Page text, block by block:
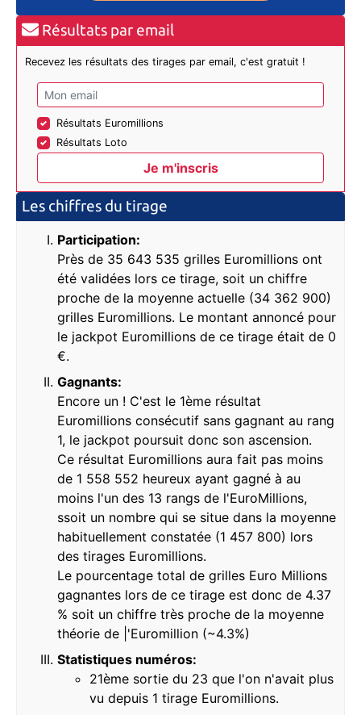
Résultats par email
Recevez les résultats des tirages par email, c'est gratuit !
Résultats Euromillions
Résultats Loto
Les chiffres du tirage
Participation:
Près de 35 643 535 grilles Euromillions ont
été validées lors ce tirage, soit un chiffre
proche de la moyenne actuelle (34 362 900)
grilles Euromillions. Le montant annoncé pour
le jackpot Euromillions de ce tirage était de 0
€.
Gagnants:
Encore un ! C'est le 1ème résultat
Euromillions consécutif sans gagnant au rang
1, le jackpot poursuit donc son ascension.
Ce résultat Euromillions aura fait pas moins
de 1 558 552 heureux ayant gagné à au
moins l'un des 13 rangs de l'EuroMillions,
ssoit un nombre qui se situe dans la moyenne
habituellement constatée (1 457 800) lors
des tirages Euromillions.
Le pourcentage total de grilles Euro Millions
gagnantes lors de ce tirage est donc de 4.37
% soit un chiffre très proche de la moyenne
théorie de |'Euromillion (~4.3%)
Statistiques numéros:
21ème sortie du 23 que l'on n'avait plus
vu depuis 1 tirage Euromillions.